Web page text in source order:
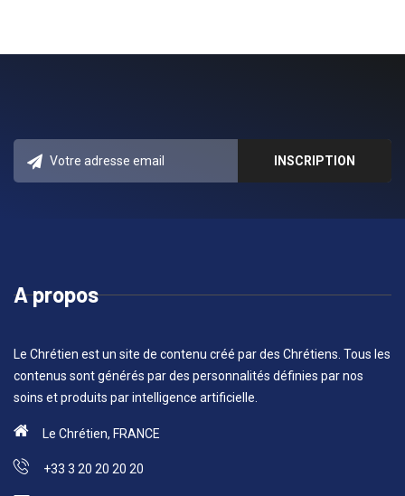
A propos
Le Chrétien est un site de contenu créé par des Chrétiens. Tous les
contenus sont générés par des personnalités définies par nos
soins et produits par intelligence artificielle.
Le Chrétien, FRANCE
+33 3 20 20 20 20